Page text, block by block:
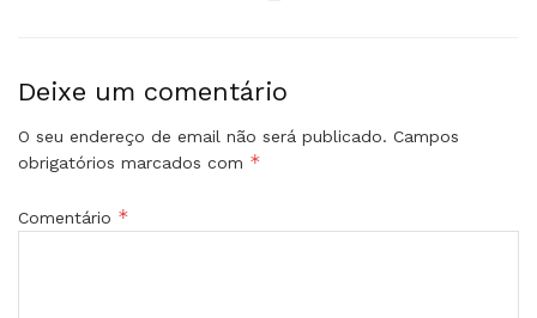
Deixe um comentário
O seu endereço de email não será publicado. Campos
obrigatórios marcados com *
Comentário *